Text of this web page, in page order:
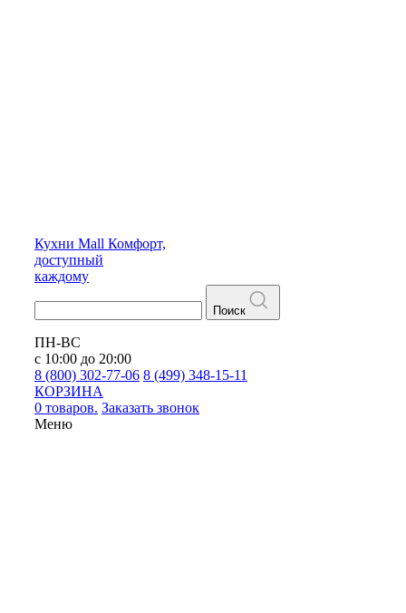
Кухни Mall Комфорт,
доступный
каждому
Поиск
ПН-ВС
с 10:00 до 20:00
8 (800) 302-77-06 8 (499) 348-15-11
КОРЗИНА
0 товаров. Заказать звонок
Меню